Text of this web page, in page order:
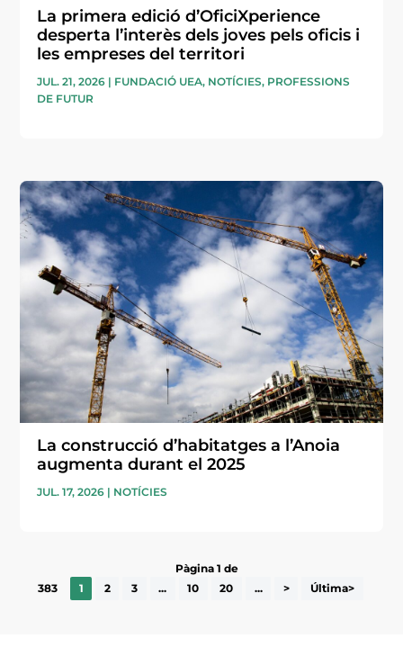
La primera edició d’OficiXperience
desperta l’interès dels joves pels oficis i
les empreses del territori
JUL. 21, 2026 | FUNDACIÓ UEA, NOTÍCIES, PROFESSIONS
DE FUTUR
La construcció d’habitatges a l’Anoia
augmenta durant el 2025
JUL. 17, 2026 | NOTÍCIES
Pàgina 1 de
383
1 2 3 ... 10 20 ... > Última>